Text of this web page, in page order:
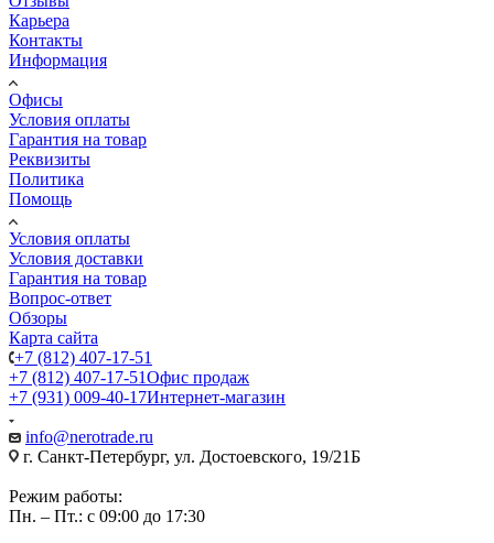
Карьера
Контакты
Информация
Офисы
Условия оплаты
Гарантия на товар
Реквизиты
Политика
Помощь
Условия оплаты
Условия доставки
Гарантия на товар
Вопрос-ответ
Обзоры
Карта сайта
+7 (812) 407-17-51
+7 (812) 407-17-51Офис продаж
+7 (931) 009-40-17Интернет-магазин
info@nerotrade.ru
г. Санкт-Петербург, ул. Достоевского, 19/21Б
Режим работы:
Пн. – Пт.: с 09:00 до 17:30